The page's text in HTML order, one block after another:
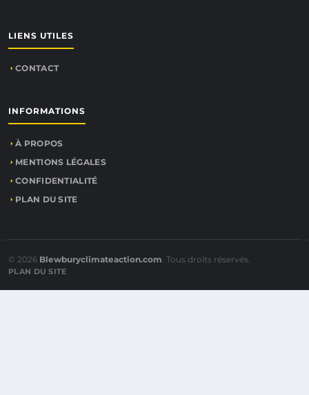
LIENS UTILES
CONTACT
INFORMATIONS
À PROPOS
MENTIONS LÉGALES
CONFIDENTIALITÉ
PLAN DU SITE
© 2026 Blewburyclimateaction.com. Tous droits réservés.
PLAN DU SITE